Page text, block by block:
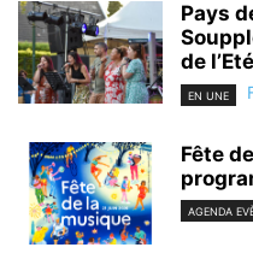
Pays
de
EN UNE
Fête
AGENDA